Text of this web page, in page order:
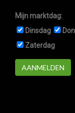
Mijn marktdag:
Dinsdag
Zaterdag
AANMELDEN